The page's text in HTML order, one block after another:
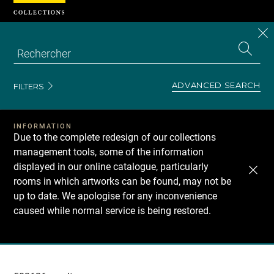
FILTERS ADVANCED SEARCH
INFORMATION
Due to the complete redesign of our collections
management tools, some of the information
displayed in our online catalogue, particularly
rooms in which artworks can be found, may not be
up to date. We apologise for any inconvenience
caused while normal service is being restored.
Recherche
Cookies management panel